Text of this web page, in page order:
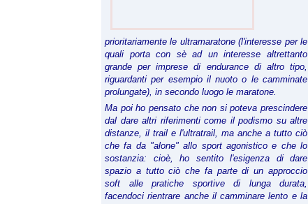
prioritariamente le ultramaratone (l'interesse per le
quali porta con sè ad un interesse altrettanto
grande per imprese di endurance di altro tipo,
riguardanti per esempio il nuoto o le camminate
prolungate), in secondo luogo le maratone.
Ma poi ho pensato che non si poteva prescindere
dal dare altri riferimenti come il podismo su altre
distanze, il trail e l'ultratrail, ma anche a tutto ciò
che fa da "alone" allo sport agonistico e che lo
sostanzia: cioè, ho sentito l'esigenza di dare
spazio a tutto ciò che fa parte di un approccio
soft alle pratiche sportive di lunga durata,
facendoci rientrare anche il camminare lento e la